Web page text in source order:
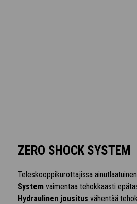
ZERO SHOCK SYSTEM
Teleskooppikurottajissa ainutlaatuinen
Systemvaimentaa tehokkaasti
Hydraulinen jousitus vähentää